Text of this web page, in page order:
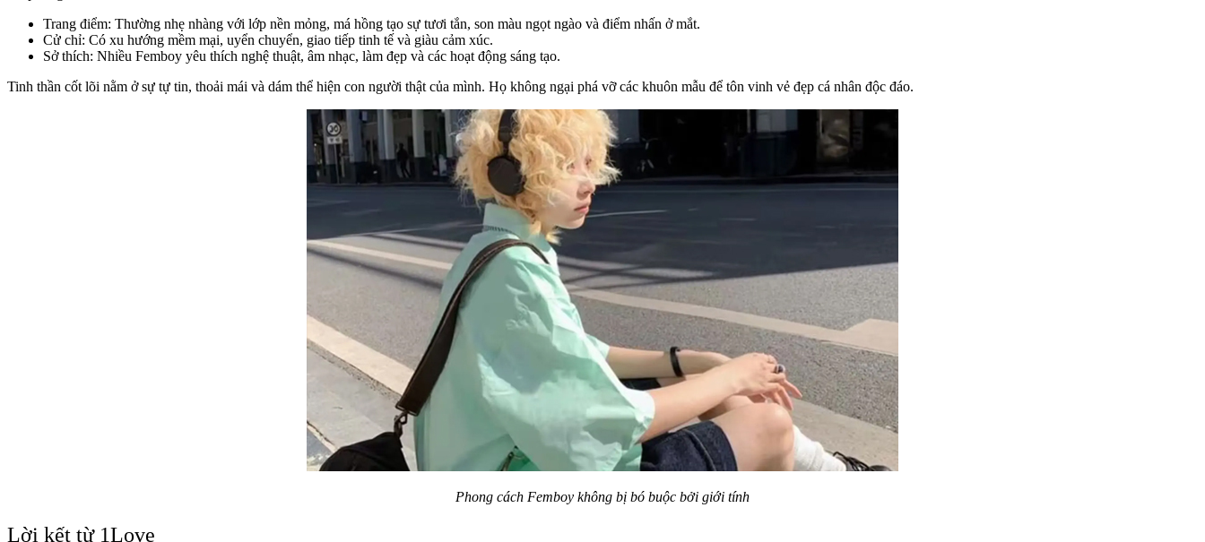
Trang điểm: Thường nhẹ nhàng với lớp nền mỏng, má hồng tạo sự tươi tắn, son màu ngọt ngào và điểm nhấn ở mắt.
Cử chỉ: Có xu hướng mềm mại, uyển chuyển, giao tiếp tinh tế và giàu cảm xúc.
Sở thích: Nhiều Femboy yêu thích nghệ thuật, âm nhạc, làm đẹp và các hoạt động sáng tạo.
Tinh thần cốt lõi nằm ở sự tự tin, thoải mái và dám thể hiện con người thật của mình. Họ không ngại phá vỡ các khuôn mẫu để tôn vinh vẻ đẹp cá nhân độc đáo.
Phong cách Femboy không bị bó buộc bởi giới tính
Lời kết từ 1Love